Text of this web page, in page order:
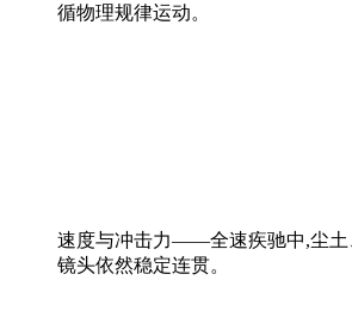
循物理规律运动。
速度与冲击力——全速疾驰中,尘土
镜头依然稳定连贯。